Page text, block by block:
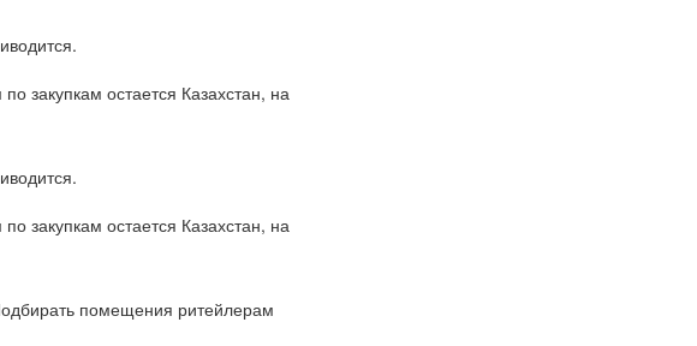
закупкам остается Казахстан, на
закупкам остается Казахстан, на
помещения ритейлерам